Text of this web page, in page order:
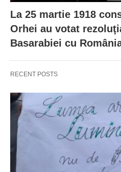
La 25 martie 1918
Orhei au votat
Basarabiei cu
RECENT POSTS